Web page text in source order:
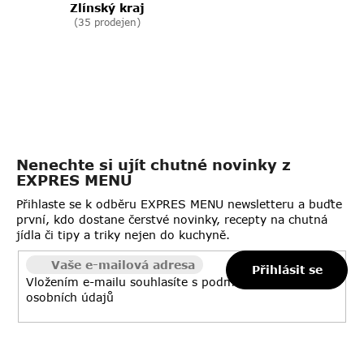
Zlínský kraj
(35 prodejen)
Nenechte si ujít chutné novinky z
EXPRES MENU
Přihlaste se k odběru EXPRES MENU newsletteru a buďte
první, kdo dostane čerstvé novinky, recepty na chutná
jídla či tipy a triky nejen do kuchyně.
Vložením e-mailu souhlasíte s podmínkami ochrany
osobních údajů
Přihlásit se